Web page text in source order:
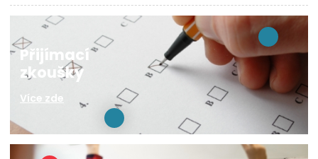
Přijímací
zkoušky
Více zde